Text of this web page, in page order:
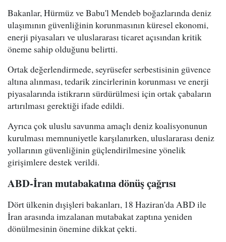
Bakanlar, Hürmüz ve Babu'l Mendeb boğazlarında deniz
ulaşımının güvenliğinin korunmasının küresel ekonomi,
enerji piyasaları ve uluslararası ticaret açısından kritik
öneme sahip olduğunu belirtti.
Ortak değerlendirmede, seyrüsefer serbestisinin güvence
altına alınması, tedarik zincirlerinin korunması ve enerji
piyasalarında istikrarın sürdürülmesi için ortak çabaların
artırılması gerektiği ifade edildi.
Ayrıca çok uluslu savunma amaçlı deniz koalisyonunun
kurulması memnuniyetle karşılanırken, uluslararası deniz
yollarının güvenliğinin güçlendirilmesine yönelik
girişimlere destek verildi.
ABD-İran mutabakatına dönüş çağrısı
Dört ülkenin dışişleri bakanları, 18 Haziran'da ABD ile
İran arasında imzalanan mutabakat zaptına yeniden
dönülmesinin önemine dikkat çekti.